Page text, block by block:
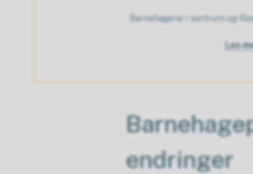
Barnehagene i sentrum og
Les
endringer